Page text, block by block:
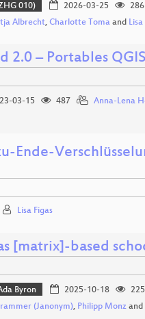
010) 2026-03-25
286
Albrecht, Charlotte Toma and
2.0 – Portables
03-15 487 Anna-Lena
Ende-
Lisa Figas
[matrix]-based
Byron 2025-10-18
225
(Janonym), Philipp Monz and